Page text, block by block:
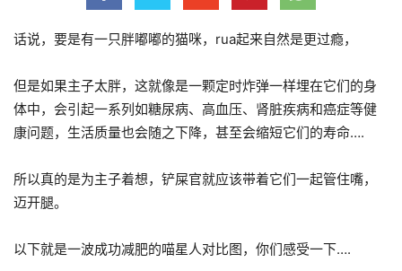
话说，要是有一只胖嘟嘟的猫咪，rua起来自然是更过瘾，
但是如果主子太胖，这就像是一颗定时炸弹一样埋在它们的身
体中，会引起一系列如糖尿病、高血压、肾脏疾病和癌症等健
康问题，生活质量也会随之下降，甚至会缩短它们的寿命….
所以真的是为主子着想，铲屎官就应该带着它们一起管住嘴，
迈开腿。
以下就是一波成功减肥的喵星人对比图，你们感受一下….